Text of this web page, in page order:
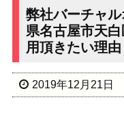
弊社バーチャ
県名古屋市天
用頂きたい理由
2019年12月21日